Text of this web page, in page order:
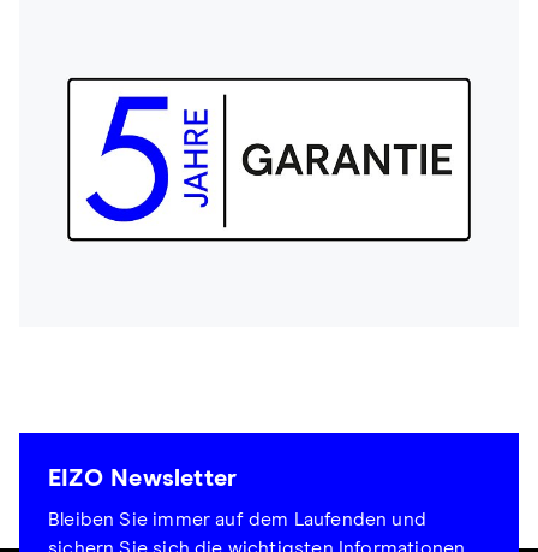
EIZO Newsletter
Bleiben Sie immer auf dem Laufenden und
sichern Sie sich die wichtigsten Informationen